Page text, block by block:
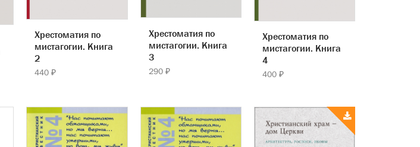
Хрестоматия по
мистагогии. Книга
2
440 ₽
Хрестоматия по
мистагогии. Книга
3
290 ₽
Хрестоматия по
мистагогии. Книга
4
400 ₽